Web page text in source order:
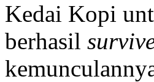
Kedai Kopi
berhasil